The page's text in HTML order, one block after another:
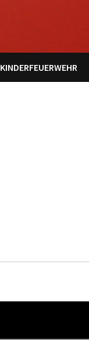
KINDERFEUERWEHR